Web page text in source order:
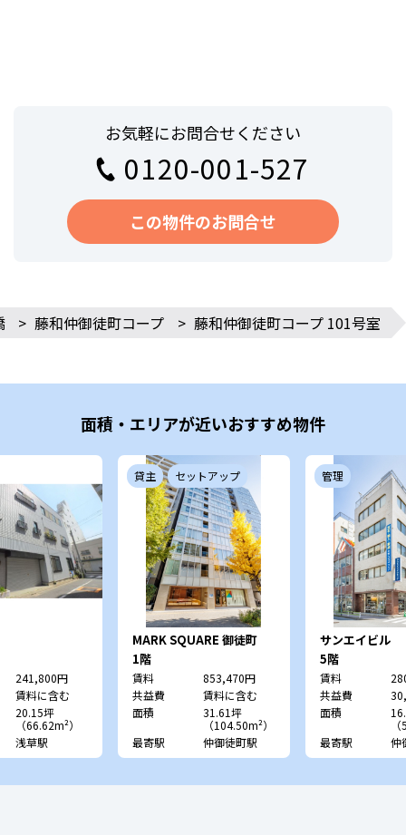
お気軽にお問合せください
0120-001-527
この物件のお問合せ
> 藤和仲御徒町コープ > 藤和仲御徒町コープ 101号室
面積・エリアが近いおすすめ物件
241,800円
賃料に含む
20.15坪
（66.62m²）
浅草駅
貸主 セットアップ
MARK SQUARE 御徒町
1階
賃料
853,470円
共益費
賃料に含む
面積
31.61坪
（104.50m²）
最寄駅
仲御徒町駅
管理
サンエイビル
5階
賃料
共益費
面積
最寄駅
仲